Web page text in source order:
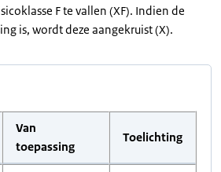
F te vallen (XF). Indien de
is, wordt deze aangekruist (X).
Van
toepassing
Toelichting